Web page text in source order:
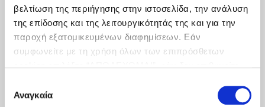
βελτίωση της περιήγησης στην ιστοσελίδα, την ανάλυση
της επίδοσης και της λειτουργικότητάς της και για την
παροχή εξατομικευμένων διαφημίσεων. Εάν
συμφωνείτε με τη χρήση όλων των επιπρόσθετων
«ΔΕΝ ΑΠΟΔΕΧΟΜΑΙ». Eνημερωθείτε για την
Πολιτική
συγκατάθεσης
Αναγκαία